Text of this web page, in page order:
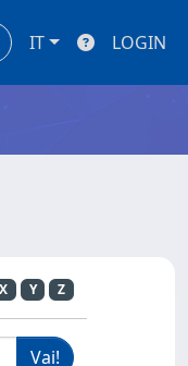
IT LOGIN
X Y Z